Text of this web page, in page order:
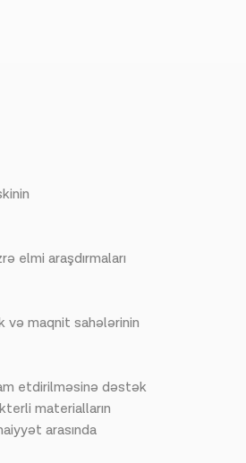
elmi araşdırmaları
və maqnit sahələrinin
etdirilməsinə dəstək
materialların
arasında